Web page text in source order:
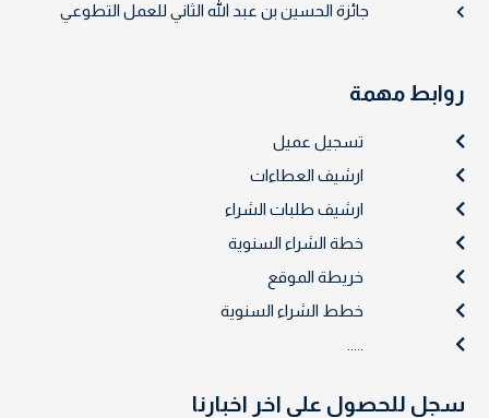
جائزة الحسين بن عبد الله الثاني للعمل التطوعي
روابط مهمة
تسجيل عميل
ارشيف العطاءات
ارشيف طلبات الشراء
خطة الشراء السنوية
خريطة الموقع
خطط الشراء السنوية
سجل للحصول على اخر اخبارنا